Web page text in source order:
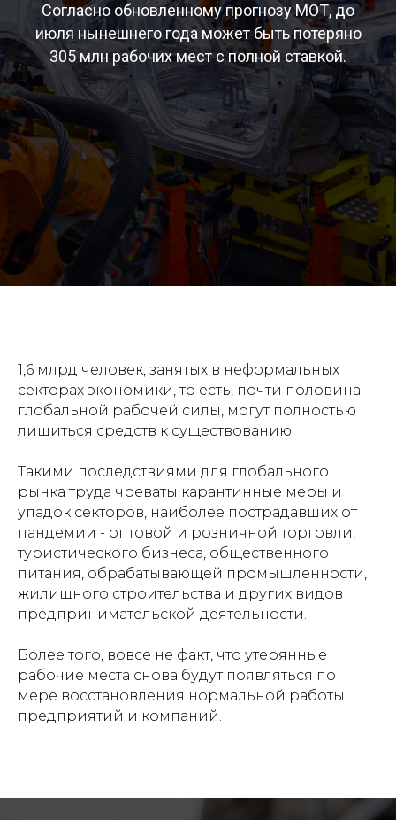
Согласно обновленному прогнозу МОТ, до
июля нынешнего года может быть потеряно
305 млн рабочих мест с полной ставкой.
1,6 млрд человек, занятых в неформальных
секторах экономики, то есть, почти половина
глобальной рабочей силы, могут полностью
лишиться средств к существованию.
Такими последствиями для глобального
рынка труда чреваты карантинные меры и
упадок секторов, наиболее пострадавших от
пандемии - оптовой и розничной торговли,
туристического бизнеса, общественного
питания, обрабатывающей промышленности,
жилищного строительства и других видов
предпринимательской деятельности.
Более того, вовсе не факт, что утерянные
рабочие места снова будут появляться по
мере восстановления нормальной работы
предприятий и компаний.